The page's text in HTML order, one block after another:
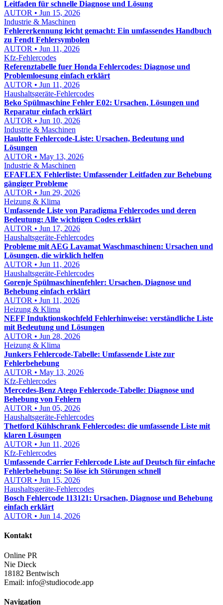
Leitfaden für schnelle Diagnose und Lösung
AUTOR • Jun 15, 2026
Industrie & Maschinen
Fehlererkennung leicht gemacht: Ein umfassendes Handbuch
zu Fendt Fehlersymbolen
AUTOR • Jun 11, 2026
Kfz-Fehlercodes
Referenztabelle fuer Honda Fehlercodes: Diagnose und
Problemloesung einfach erklärt
AUTOR • Jun 11, 2026
Haushaltsgeräte-Fehlercodes
Beko Spülmaschine Fehler E02: Ursachen, Lösungen und
Reparatur einfach erklärt
AUTOR • Jun 10, 2026
Industrie & Maschinen
Haulotte Fehlercode-Liste: Ursachen, Bedeutung und
Lösungen
AUTOR • May 13, 2026
Industrie & Maschinen
EFAFLEX Fehlerliste: Umfassender Leitfaden zur Behebung
gängiger Probleme
AUTOR • Jun 29, 2026
Heizung & Klima
Umfassende Liste von Paradigma Fehlercodes und deren
Bedeutung: Alle wichtigen Codes erklärt
AUTOR • Jun 17, 2026
Haushaltsgeräte-Fehlercodes
Probleme mit AEG Lavamat Waschmaschinen: Ursachen und
Lösungen, die wirklich helfen
AUTOR • Jun 11, 2026
Haushaltsgeräte-Fehlercodes
Gorenje Spülmaschinenfehler: Ursachen, Diagnose und
Behebung einfach erklärt
AUTOR • Jun 11, 2026
Heizung & Klima
NEFF Induktionskochfeld Fehlerhinweise: verständliche Liste
mit Bedeutung und Lösungen
AUTOR • Jun 28, 2026
Heizung & Klima
Junkers Fehlercode-Tabelle: Umfassende Liste zur
Fehlerbehebung
AUTOR • May 13, 2026
Kfz-Fehlercodes
Mercedes-Benz Atego Fehlercode-Tabelle: Diagnose und
Behebung von Fehlern
AUTOR • Jun 05, 2026
Haushaltsgeräte-Fehlercodes
Thetford Kühlschrank Fehlercodes: die umfassende Liste mit
klaren Lösungen
AUTOR • Jun 11, 2026
Kfz-Fehlercodes
Umfassende Carrier Fehlercode Liste auf Deutsch für einfache
Fehlerbehebung: So löse ich Störungen schnell
AUTOR • Jun 15, 2026
Haushaltsgeräte-Fehlercodes
Bosch Fehlercode 113121: Ursachen, Diagnose und Behebung
einfach erklärt
AUTOR • Jun 14, 2026
Kontakt
Online PR
Nie Dieck
18182 Bentwisch
Email: info@studiocode.app
Navigation